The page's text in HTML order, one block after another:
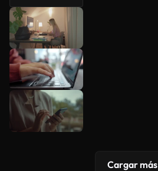
Cargar más